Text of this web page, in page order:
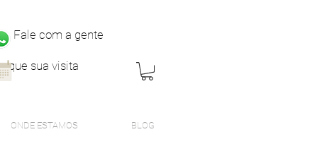
Fale com a gente
sua visita
ONDE ESTAMOS BLOG